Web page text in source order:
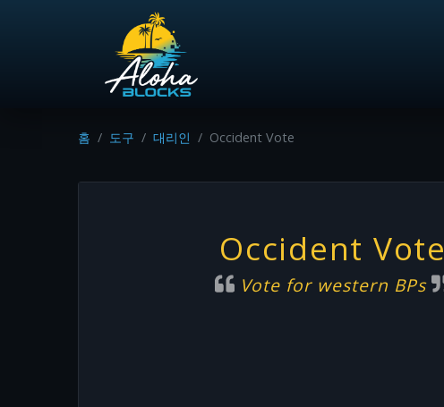
홈 도구 대리인 Occident Vote
Occident Vote
Vote for western BPs